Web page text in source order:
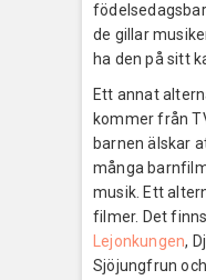
de gillar
ha den på sitt
Ett annat
kommer från
barnen älskar
många
musik. Ett
filmer. Det
Lejonkungen,
Sjöjungfrun